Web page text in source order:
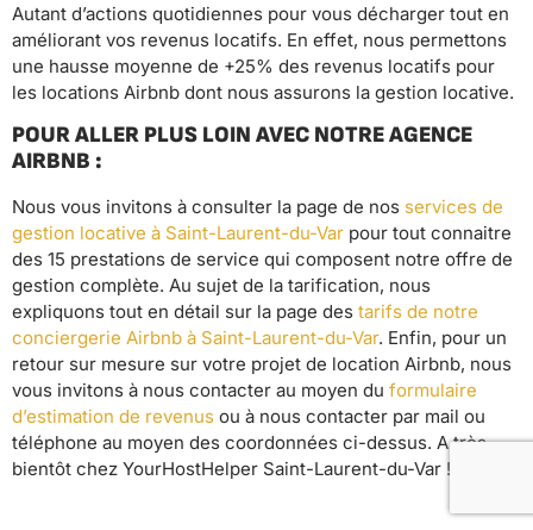
Autant d’actions quotidiennes pour vous décharger tout en
améliorant vos revenus locatifs. En effet, nous permettons
une hausse moyenne de +25% des revenus locatifs pour
les locations Airbnb dont nous assurons la gestion locative.
POUR ALLER PLUS LOIN AVEC NOTRE AGENCE
AIRBNB :
Nous vous invitons à consulter la page de nos services de
gestion locative à Saint-Laurent-du-Var pour tout connaitre
des 15 prestations de service qui composent notre offre de
gestion complète. Au sujet de la tarification, nous
expliquons tout en détail sur la page des tarifs de notre
conciergerie Airbnb à Saint-Laurent-du-Var. Enfin, pour un
retour sur mesure sur votre projet de location Airbnb, nous
vous invitons à nous contacter au moyen du formulaire
d’estimation de revenus ou à nous contacter par mail ou
téléphone au moyen des coordonnées ci-dessus. A très
bientôt chez YourHostHelper Saint-Laurent-du-Var !